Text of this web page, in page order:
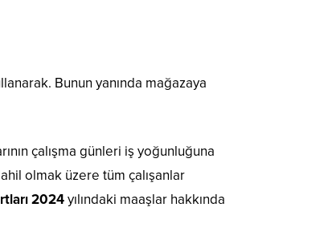
Bunun yanında mağazaya
çalışma günleri iş yoğunluğuna
olmak üzere tüm çalışanlar
2024yılındaki maaşlar hakkında